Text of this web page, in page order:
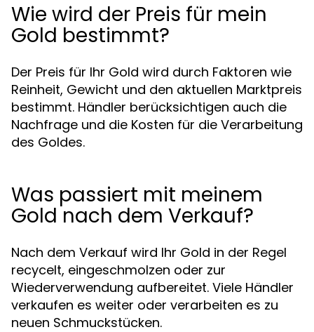
Wie wird der Preis für mein
Gold bestimmt?
Der Preis für Ihr Gold wird durch Faktoren wie
Reinheit, Gewicht und den aktuellen Marktpreis
bestimmt. Händler berücksichtigen auch die
Nachfrage und die Kosten für die Verarbeitung
des Goldes.
Was passiert mit meinem
Gold nach dem Verkauf?
Nach dem Verkauf wird Ihr Gold in der Regel
recycelt, eingeschmolzen oder zur
Wiederverwendung aufbereitet. Viele Händler
verkaufen es weiter oder verarbeiten es zu
neuen Schmuckstücken.